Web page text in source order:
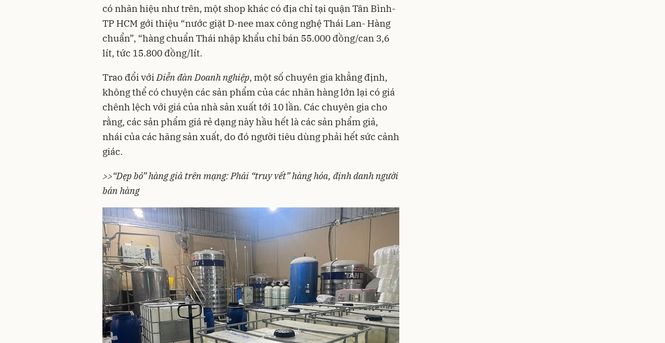
có nhãn hiệu như trên, một shop khác có địa chỉ tại quận Tân Bình-
TP HCM gới thiệu “nước giặt D-nee max công nghệ Thái Lan- Hàng
chuẩn”, “hàng chuẩn Thái nhập khẩu chỉ bán 55.000 đồng/can 3,6
lít, tức 15.800 đồng/lít.
Trao đổi với Diễn đàn Doanh nghiệp, một số chuyên gia khẳng định,
không thể có chuyện các sản phẩm của các nhãn hàng lớn lại có giá
chênh lệch với giá của nhà sản xuất tới 10 lần. Các chuyên gia cho
rằng, các sản phẩm giá rẻ dạng này hầu hết là các sản phẩm giả,
nhái của các hãng sản xuất, do đó người tiêu dùng phải hết sức cảnh
giác.
>>“Dẹp bỏ” hàng giả trên mạng: Phải “truy vết” hàng hóa, định danh người
bán hàng